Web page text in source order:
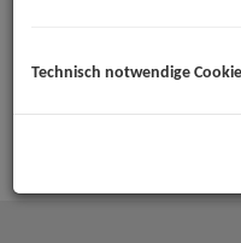
Technisch notwendige